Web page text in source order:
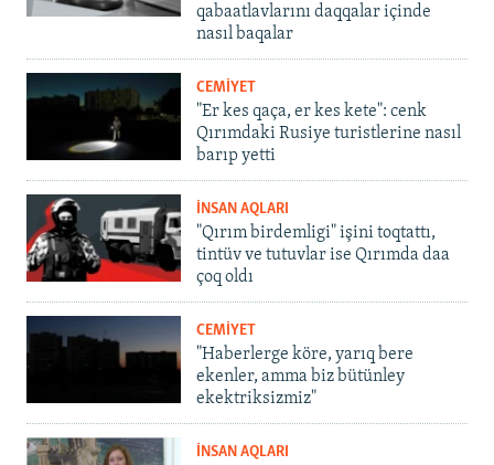
qabaatlavlarını daqqalar içinde
nasıl baqalar
CEMİYET
"Er kes qaça, er kes kete": cenk
Qırımdaki Rusiye turistlerine nasıl
barıp yetti
İNSAN AQLARI
"Qırım birdemligi" işini toqtattı,
tintüv ve tutuvlar ise Qırımda daa
çoq oldı
CEMİYET
"Haberlerge köre, yarıq bere
ekenler, amma biz bütünley
ekektriksizmiz"
İNSAN AQLARI